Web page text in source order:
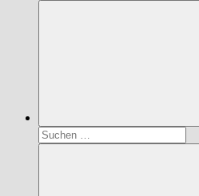
Suchen
nach: